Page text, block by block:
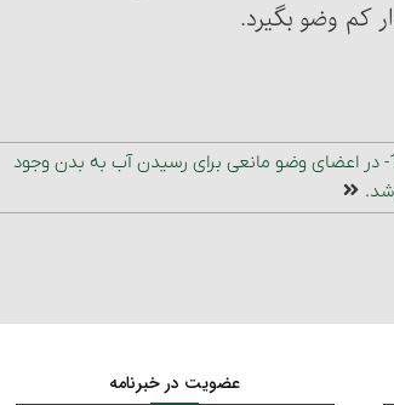
کم وضو بگیرد.
13- در اعضای وضو مانعی برای رسیدن آب به بدن وجود
عضویت در خبرنامه